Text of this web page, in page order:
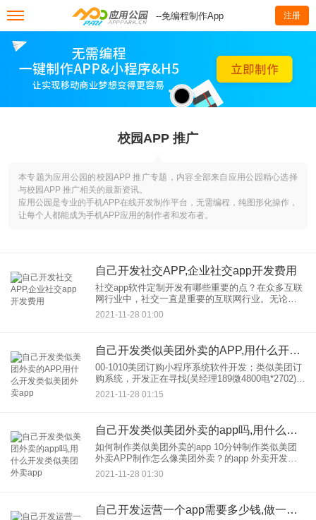
--免编程制作App 注册
校园APP 推广
本专题为应用公园的校园APP 推广专题，内容全部来自应用公园精心选择
与校园APP 推广相关的最新资讯。
应用公园是专业的手机APP在线开发制作平台，无需编程，纯图形化操作，
让每个人都能成为手机APP应用的制作者和发布者。
自己开发社交APP,企业社交app开发费用
社交app软件定制开发有哪些重要的点？在众多互联
网行业中，社交一直是重要的互联网行业。无论是
PC时代还是移动时代，社交产品必然是互联网流量
的聚集地。因此，无论是互联网巨头企业还是创业
2021-11-28 01:00
自己开发类似美团外卖的APP,用什么开发类似美团外卖app
00-1010美团订购小程序系统软件开发；类似美团订
购系统，开发正在寻找(吴经理189微4800电*2702)，
类似美团外卖系统的美团订购软件开发；开发；外
卖软件开发；订购系统开发；订购软件开发；类似
2021-11-28 01:15
自己开发类似美团外卖的app吗,用什么开发类似美团外卖app
如何制作类似美团外卖的app 10分钟制作类似美团
外卖APP制作怎么像美团外卖？的app 外卖开发教
程：10分钟制作类似美团外卖APP，没有编程。 外
卖APP开发教程：10分钟制作类似
2021-11-28 01:30
自己开发运营一个app需要多少钱,做一个运营的App多少钱